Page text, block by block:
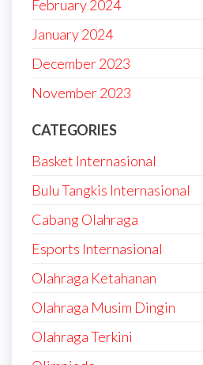
February 2024
January 2024
December 2023
November 2023
CATEGORIES
Basket Internasional
Bulu Tangkis Internasional
Cabang Olahraga
Esports Internasional
Olahraga Ketahanan
Olahraga Musim Dingin
Olahraga Terkini